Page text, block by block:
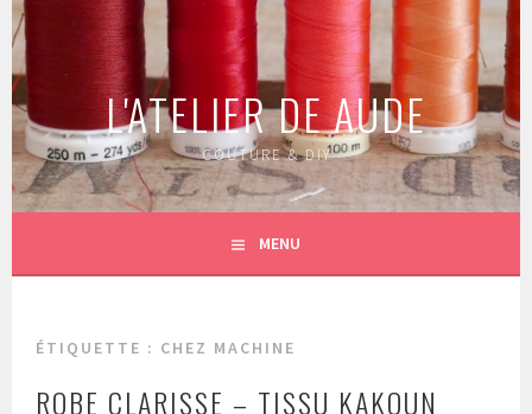
Aller
au
contenu
principal
L'ATELIER DE AUDE
COUTURE & DIY
MENU
ÉTIQUETTE : CHEZ MACHINE
ROBE CLARISSE – TISSU KAKOUN